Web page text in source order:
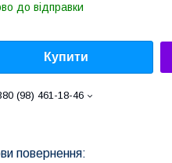
до відправки
Купити
(98) 461-18-46